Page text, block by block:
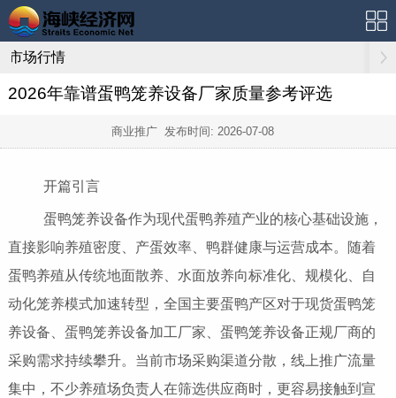
市场行情
2026年靠谱蛋鸭笼养设备厂家质量参考评选
商业推广 发布时间: 2026-07-08
开篇引言
蛋鸭笼养设备作为现代蛋鸭养殖产业的核心基础设施，
直接影响养殖密度、产蛋效率、鸭群健康与运营成本。随着
蛋鸭养殖从传统地面散养、水面放养向标准化、规模化、自
动化笼养模式加速转型，全国主要蛋鸭产区对于现货蛋鸭笼
养设备、蛋鸭笼养设备加工厂家、蛋鸭笼养设备正规厂商的
采购需求持续攀升。当前市场采购渠道分散，线上推广流量
集中，不少养殖场负责人在筛选供应商时，更容易接触到宣